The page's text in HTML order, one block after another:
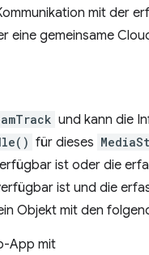
mit der
eine gemeinsame
und kann die
für dieses
ist oder die
ist und die
Objekt mit den
App mit